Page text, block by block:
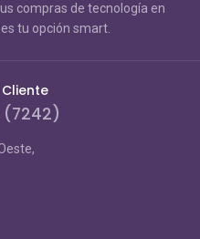
compras de tecnología en
tu opción smart.
(7242)